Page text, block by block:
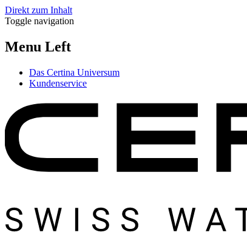
Direkt zum Inhalt
Toggle navigation
Menu Left
Das Certina Universum
Kundenservice